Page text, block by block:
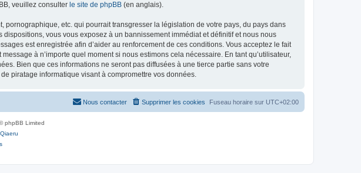
veuillez consulter le site de phpBB (en anglais).
etc. qui pourrait transgresser la législation de votre pays, du pays dans
vous vous exposez à un bannissement immédiat et définitif et nous nous
est enregistrée afin d’aider au renforcement de ces conditions. Vous acceptez le fait
à n’importe quel moment si nous estimons cela nécessaire. En tant qu’utilisateur,
Bien que ces informations ne seront pas diffusées à une tierce partie sans votre
piratage informatique visant à compromettre vos données.
Fuseau horaire sur UTC+02:00
Supprimer les cookies
Nous contacter
phpBB Limited
Qiaeru